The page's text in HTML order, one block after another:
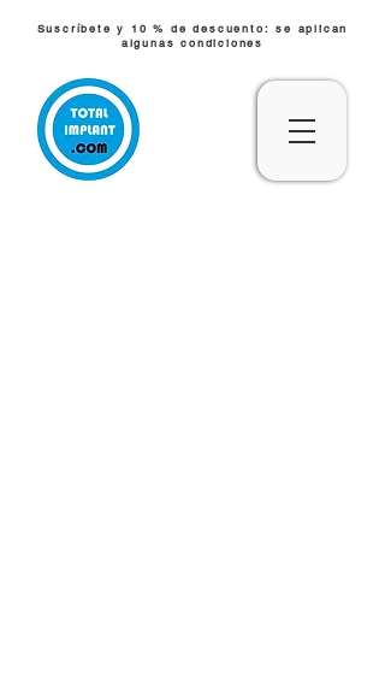
Suscríbete y 10 % de descuento: se aplican
algunas condiciones